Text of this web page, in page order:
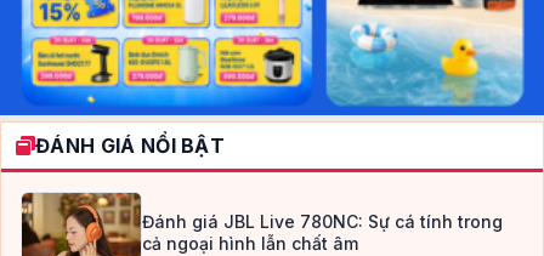
ĐÁNH GIÁ NỔI BẬT
Đánh giá JBL Live 780NC: Sự cá tính trong
cả ngoại hình lẫn chất âm